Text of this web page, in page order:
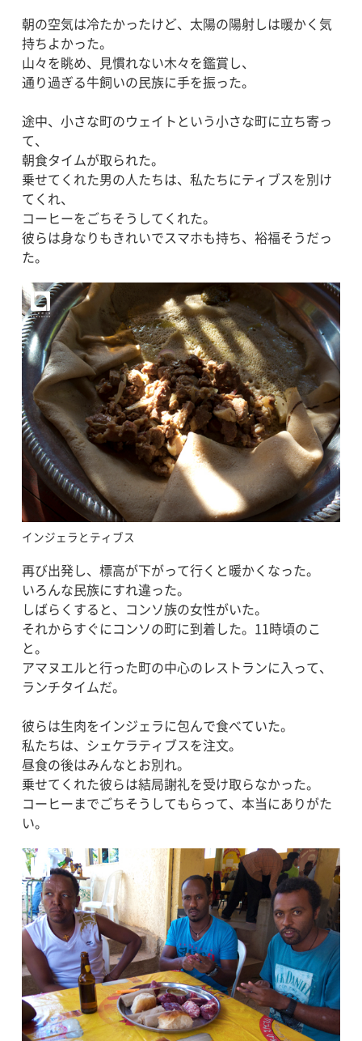
朝の空気は冷たかったけど、太陽の陽射しは暖かく気
持ちよかった。
山々を眺め、見慣れない木々を鑑賞し、
通り過ぎる牛飼いの民族に手を振った。
途中、小さな町のウェイトという小さな町に立ち寄っ
て、
朝食タイムが取られた。
乗せてくれた男の人たちは、私たちにティブスを別け
てくれ、
コーヒーをごちそうしてくれた。
彼らは身なりもきれいでスマホも持ち、裕福そうだっ
た。
インジェラとティブス
再び出発し、標高が下がって行くと暖かくなった。
いろんな民族にすれ違った。
しばらくすると、コンソ族の女性がいた。
それからすぐにコンソの町に到着した。11時頃のこ
と。
アマヌエルと行った町の中心のレストランに入って、
ランチタイムだ。
彼らは生肉をインジェラに包んで食べていた。
私たちは、シェケラティブスを注文。
昼食の後はみんなとお別れ。
乗せてくれた彼らは結局謝礼を受け取らなかった。
コーヒーまでごちそうしてもらって、本当にありがた
い。